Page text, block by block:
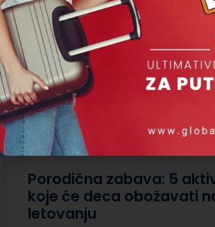
Porodična zabava: 5
koje će deca obožavati
letovanju